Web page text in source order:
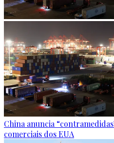
China anuncia
comerciais dos EUA